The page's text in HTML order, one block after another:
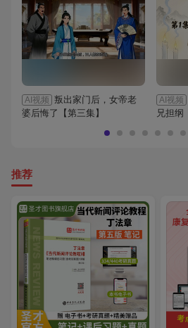
AI视频 叛出家门后，女帝老
婆后悔了【第三集】
AI视频
兄担纲
推荐